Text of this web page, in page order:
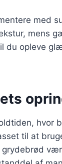
med
mens
du opleve
hvor
til at